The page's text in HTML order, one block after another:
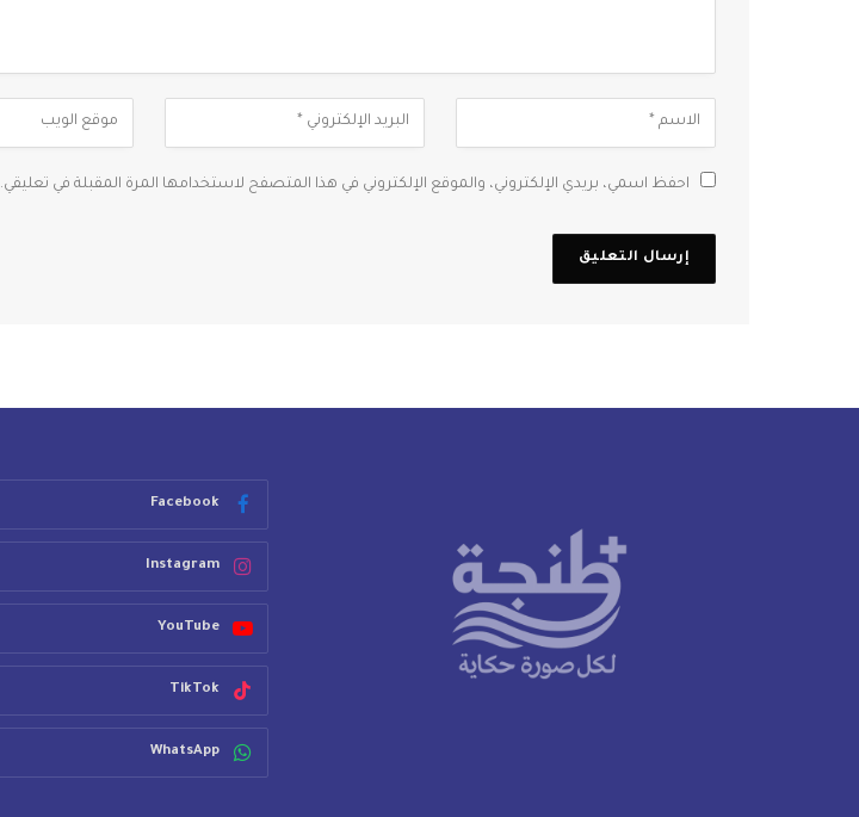
احفظ اسمي، بريدي الإلكتروني، والموقع الإلكتروني في هذا المتصفح لاستخدامها المرة المقبلة في تعليقي.
Facebook
Instagram
YouTube
TikTok
WhatsApp